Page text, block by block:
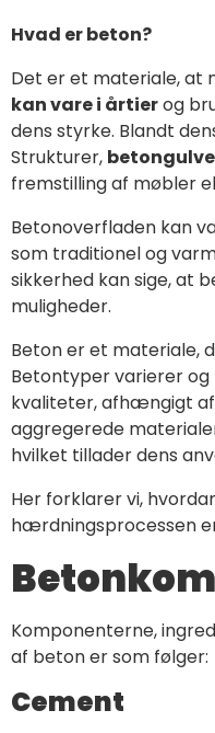
Hvad er beton?
Det er et materiale, at
kan vare i årtierog
dens styrke. Blandt
Strukturer, betongulve
fremstilling af møbler
Betonoverfladen kan
som traditionel og
sikkerhed kan sige, at
muligheder.
Beton er et materiale,
Betontyper varierer
kvaliteter, afhængigt
aggregerede
hvilket tillader dens
Her forklarer vi,
hærdningsprocessen
Komponenterne,
af beton er som følger:
Cement